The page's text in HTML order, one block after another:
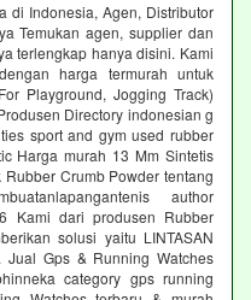
di Indonesia, Agen, Distributor
Temukan agen, supplier dan
terlengkap hanya disini. Kami
harga termurah untuk
Playground, Jogging Track)
Directory indonesian g
sport and gym used rubber
Harga murah 13 Mm Sintetis
Crumb Powder tentang
author
Kami dari produsen Rubber
solusi yaitu LINTASAN
Jual Gps & Running Watches
category gps running